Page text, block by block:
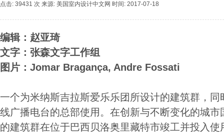
点击: 39431 次 来源: 美国室内设计中文网 时间: 2017-07-18
编辑：赵亚琦
文字：张森文字工作组
图片：Jomar Bragança, Andre Fossati
一个为米纳斯吉拉斯爱乐乐团所设计的建筑群，
线广播电台的总部使用。在创新与不断变化的城
的建筑群在位于巴西贝洛奥里藏特市竣工并投入使